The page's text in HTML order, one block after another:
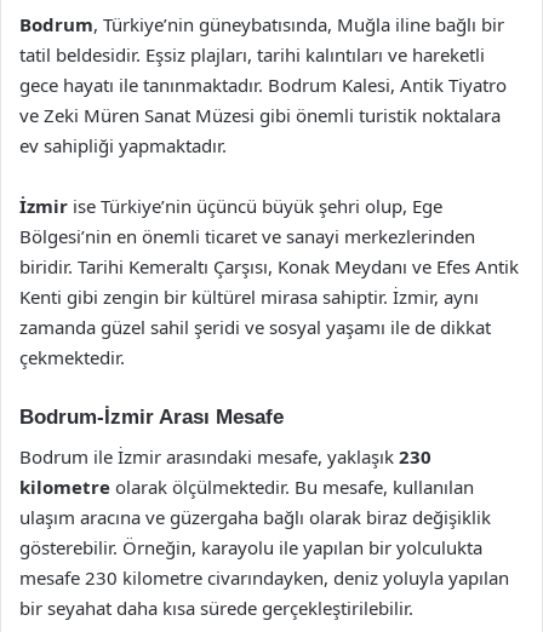
Bodrum, Türkiye’nin güneybatısında, Muğla iline bağlı bir
tatil beldesidir. Eşsiz plajları, tarihi kalıntıları ve hareketli
gece hayatı ile tanınmaktadır. Bodrum Kalesi, Antik Tiyatro
ve Zeki Müren Sanat Müzesi gibi önemli turistik noktalara
ev sahipliği yapmaktadır.
İzmir ise Türkiye’nin üçüncü büyük şehri olup, Ege
Bölgesi’nin en önemli ticaret ve sanayi merkezlerinden
biridir. Tarihi Kemeraltı Çarşısı, Konak Meydanı ve Efes Antik
Kenti gibi zengin bir kültürel mirasa sahiptir. İzmir, aynı
zamanda güzel sahil şeridi ve sosyal yaşamı ile de dikkat
çekmektedir.
Bodrum-İzmir Arası Mesafe
Bodrum ile İzmir arasındaki mesafe, yaklaşık 230
kilometre olarak ölçülmektedir. Bu mesafe, kullanılan
ulaşım aracına ve güzergaha bağlı olarak biraz değişiklik
gösterebilir. Örneğin, karayolu ile yapılan bir yolculukta
mesafe 230 kilometre civarındayken, deniz yoluyla yapılan
bir seyahat daha kısa sürede gerçekleştirilebilir.